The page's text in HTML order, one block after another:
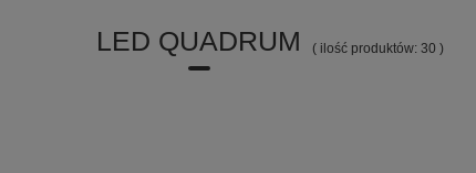
LED QUADRUM ( ilość produktów: 30 )